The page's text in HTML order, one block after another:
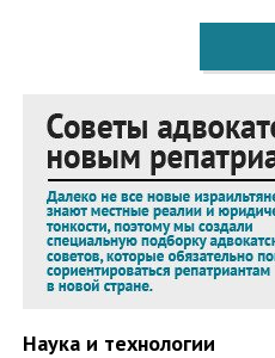
Наука и технологии